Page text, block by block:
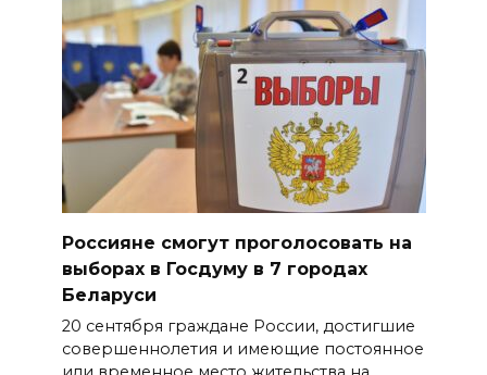
Россияне смогут проголосовать на
выборах в Госдуму в 7 городах
Беларуси
20 сентября граждане России, достигшие
совершеннолетия и имеющие постоянное